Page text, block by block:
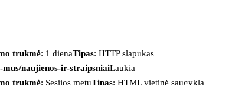
trukmė: 1 dienaTipas: HTTP slapukas
mus/naujienos-ir-straipsniaiLaukia
trukmė: Sesijos metuTipas: HTML vietinė saugykla